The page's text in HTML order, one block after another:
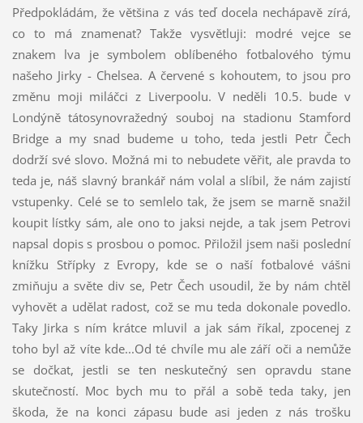
Předpokládám, že většina z vás teď docela nechápavě zírá,
co to má znamenat? Takže vysvětluji: modré vejce se
znakem lva je symbolem oblíbeného fotbalového týmu
našeho Jirky - Chelsea. A červené s kohoutem, to jsou pro
změnu moji miláčci z Liverpoolu. V neděli 10.5. bude v
Londýně tátosynovražedný souboj na stadionu Stamford
Bridge a my snad budeme u toho, teda jestli Petr Čech
dodrží své slovo. Možná mi to nebudete věřit, ale pravda to
teda je, náš slavný brankář nám volal a slíbil, že nám zajistí
vstupenky. Celé se to semlelo tak, že jsem se marně snažil
koupit lístky sám, ale ono to jaksi nejde, a tak jsem Petrovi
napsal dopis s prosbou o pomoc. Přiložil jsem naši poslední
knížku Střípky z Evropy, kde se o naší fotbalové vášni
zmiňuju a světe div se, Petr Čech usoudil, že by nám chtěl
vyhovět a udělat radost, což se mu teda dokonale povedlo.
Taky Jirka s ním krátce mluvil a jak sám říkal, zpocenej z
toho byl až víte kde...Od té chvíle mu ale září oči a nemůže
se dočkat, jestli se ten neskutečný sen opravdu stane
skutečností. Moc bych mu to přál a sobě teda taky, jen
škoda, že na konci zápasu bude asi jeden z nás trošku